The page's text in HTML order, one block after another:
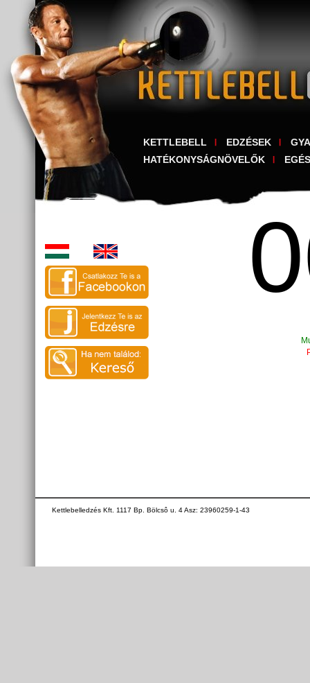
KETTLEBELL EDZÉSEK
HATÉKONYSÁGNÖVELŐK
Kettlebelledzés Kft. 1117 Bp. Bölcsô u. 4 Asz: 23960259-1-43